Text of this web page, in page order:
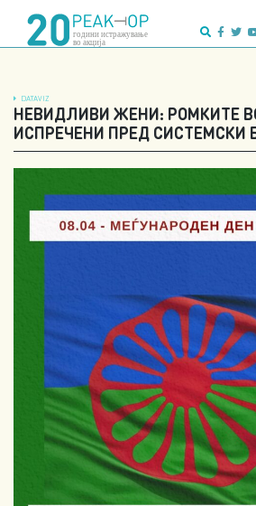
content
DATAVIZ
НЕВИДЛИВИ ЖЕНИ: РОМКИТЕ
ИСПРЕЧЕНИ ПРЕД СИСТЕМСКИ